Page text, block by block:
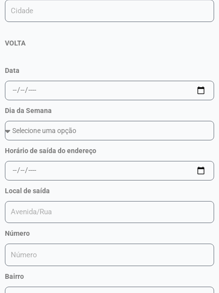
VOLTA
Data
Dia da Semana
Horário de saída do endereço
Local de saída
Número
Bairro